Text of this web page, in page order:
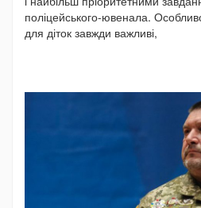
поліцейського-ювенала.
для діток завжди важливі,